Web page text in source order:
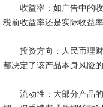
收益率：如广告中的收
税前收益率还是实际收益率
投资方向：人民币理财
都决定了该产品本身风险
流动性：大部分产品的